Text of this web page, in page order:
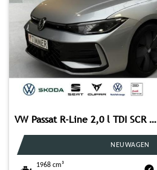
VW Passat R-Line 2,0 l TDI SCR 110 kW (150 PS) 7-Ga
NEUWAGEN
1968 cm³